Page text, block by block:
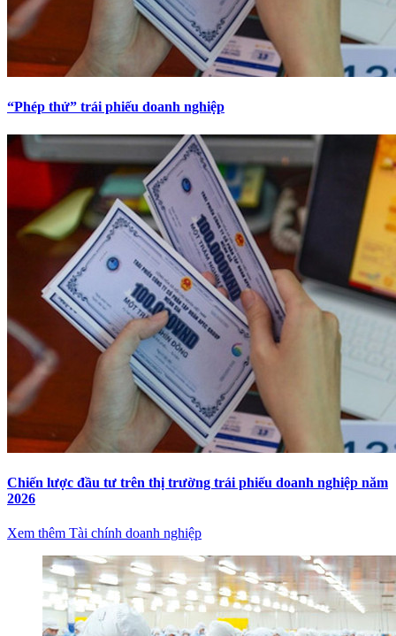
“Phép thử” trái phiếu doanh nghiệp
Chiến lược đầu tư trên thị trường trái phiếu doanh nghiệp năm
2026
Xem thêm Tài chính doanh nghiệp